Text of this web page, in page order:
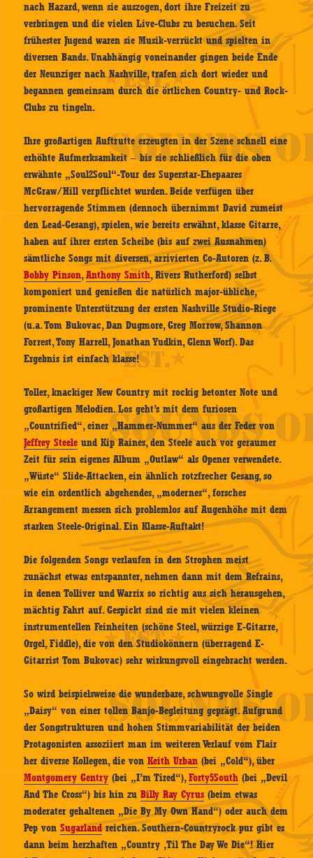
nach Hazard, wenn sie auszogen, dort ihre Freizeit zu
verbringen und die vielen Live-Clubs zu besuchen. Seit
frühester Jugend waren sie Musik-verrückt und spielten in
diversen Bands. Unabhängig voneinander gingen beide Ende
der Neunziger nach Nashville, trafen sich dort wieder und
begannen gemeinsam durch die örtlichen Country- und Rock-
Clubs zu tingeln.
Ihre großartigen Auftrutte erzeugten in der Szene schnell eine
erhöhte Aufmerksamkeit – bis sie schließlich für die oben
erwähnte „Soul2Soul“-Tour des Superstar-Ehepaares
McGraw/Hill verpflichtet wurden. Beide verfügen über
hervorragende Stimmen (dennoch übernimmt David zumeist
den Lead-Gesang), spielen, wie bereits erwähnt, klasse Gitarre,
haben auf ihrer ersten Scheibe (bis auf zwei Ausnahmen)
sämtliche Songs mit diversen, arrivierten Co-Autoren (z. B.
Bobby Pinson,Anthony Smith, Rivers Rutherford) selbst
komponiert und genießen die natürlich major-übliche,
prominente Unterstützung der ersten Nashville Studio-Riege
(u.a. Tom Bukovac, Dan Dugmore, Greg Morrow, Shannon
Forrest, Tony Harrell, Jonathan Yudkin, Glenn Worf). Das
Ergebnis ist einfach klasse!
Toller, knackiger New Country mit rockig betonter Note und
großartigen Melodien. Los geht’s mit dem furiosen
„Countrified“, einer „Hammer-Nummer“ aus der Feder von
Jeffrey Steele und Kip Raines, den Steele auch vor geraumer
Zeit für sein eigenes Album „Outlaw“ als Opener verwendete.
„Wüste“ Slide-Attacken, ein ähnlich rotzfrecher Gesang, so
wie ein ordentlich abgehendes, „modernes“, forsches
Arrangement messen sich problemlos auf Augenhöhe mit dem
starken Steele-Original. Ein Klasse-Auftakt!
Die folgenden Songs verlaufen in den Strophen meist
zunächst etwas entspannter, nehmen dann mit dem Refrains,
in denen Tolliver und Warrix so richtig aus sich herausgehen,
mächtig Fahrt auf. Gespickt sind sie mit vielen kleinen
instrumentellen Feinheiten (schöne Steel, würzige E-Gitarre,
Orgel, Fiddle), die von den Studiokönnern (überragend E-
Gitarrist Tom Bukovac) sehr wirkungsvoll eingebracht werden.
So wird beispielsweise die wunderbare, schwungvolle Single
„Daisy“ von einer tollen Banjo-Begleitung geprägt. Aufgrund
der Songstrukturen und hohen Stimmvariabilität der beiden
Protagonisten assoziiert man im weiteren Verlauf vom Flair
her diverse Kollegen, die vonKeith Urban (bei „Cold“), über
Montgomery Gentry (bei „I’m Tired“),Forty5South (bei „Devil
And The Cross“) bis hin zuBilly Ray Cyrus (beim etwas
moderater gehaltenen „Die By My Own Hand“) oder auch dem
Pep vonSugarlandreichen. Southern-Countryrock pur gibt es
dann beim herzhaften „Country ‚Til The Day We Die“! Hier